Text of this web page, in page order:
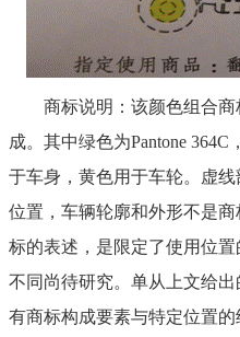
商标说明：该颜色组合商
成。其中绿色为Pantone 364C
于车身，黄色用于车轮。虚
位置，车辆轮廓和外形不是
标的表述，是限定了使用位
不同尚待研究。单从上文给
有商标构成要素与特定位置